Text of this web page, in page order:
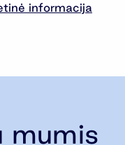
informacija
mumis